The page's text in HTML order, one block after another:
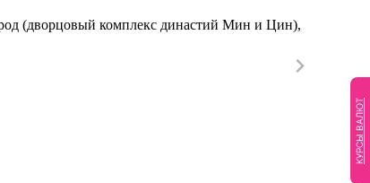
(дворцовый комплекс династий Мин и Цин),
КУРСЫ ВАЛЮТ